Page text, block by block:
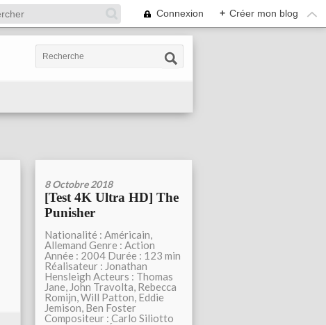
Connexion + Créer mon blog
8 Octobre 2018
[Test 4K Ultra HD] The
Punisher
Nationalité : Américain,
Allemand Genre : Action
Année : 2004 Durée : 123 min
Réalisateur : Jonathan
Hensleigh Acteurs : Thomas
Jane, John Travolta, Rebecca
Romijn, Will Patton, Eddie
Jemison, Ben Foster
Compositeur : Carlo Siliotto